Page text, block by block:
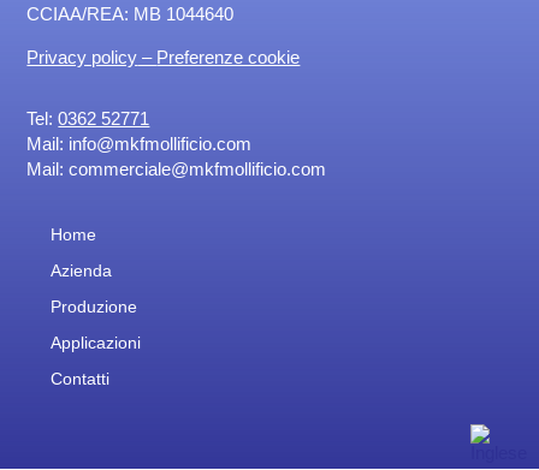
CCIAA/REA: MB 1044640
Privacy policy – Preferenze cookie
Tel:0362 52771
Mail: info@mkfmollificio.com
Mail: commerciale@mkfmollificio.com
Home
Azienda
Produzione
Applicazioni
Contatti